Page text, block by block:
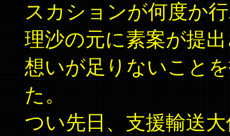
スカションが何度か
理沙の元に素案が提
想いが足りないこと
た。
つい先日、支援輸送